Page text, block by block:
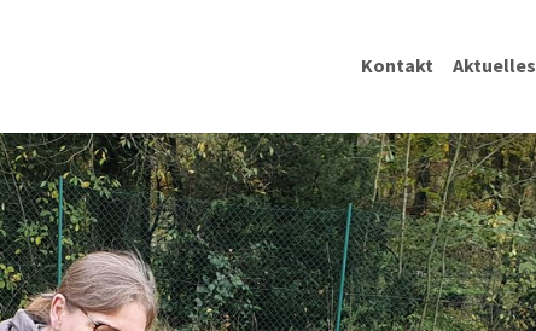
Kontakt Aktuelles